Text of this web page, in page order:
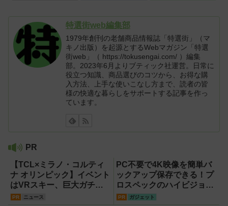
特選街web編集部
1979年創刊の老舗商品情報誌「特選街」（マ
キノ出版）を起源とするWebマガジン「特選
街web」（ https://tokusengai.com/ ）編集
部。2023年6月よりブティック社運営。日常に
役立つ知識、商品選びのコツから、お得な購
入方法、上手な使いこなし方まで、読者の皆
様の快適な暮らしをサポートする記事を作っ
ています。
PR
【TCL×ミラノ・コルティ
ナ オリンピック】イベント
はVRスキー、巨大ガチャ
などのイマーシブ体験が目
PR ニュース
PC不要で4K映像を簡単バ
ックアップ保存できる！プ
ロスペックのハイビジョン
レコーダー『HVE705-
PR ガジェット